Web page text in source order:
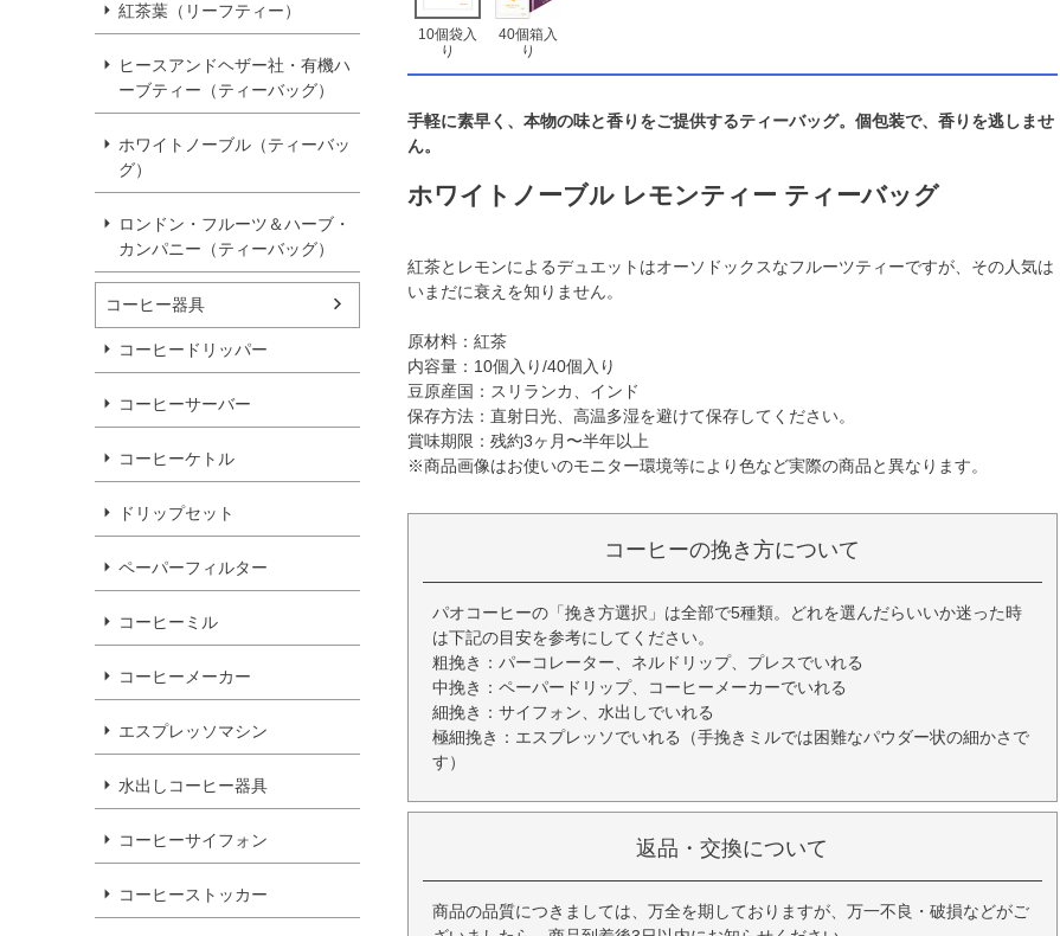
紅茶葉（リーフティー）
ヒースアンドヘザー社・有機ハ
ーブティー（ティーバッグ）
ホワイトノーブル（ティーバッ
グ）
ロンドン・フルーツ＆ハーブ・
カンパニー（ティーバッグ）
コーヒー器具
コーヒードリッパー
コーヒーサーバー
コーヒーケトル
ドリップセット
ペーパーフィルター
コーヒーミル
コーヒーメーカー
エスプレッソマシン
水出しコーヒー器具
コーヒーサイフォン
コーヒーストッカー
10個袋入
り
40個箱入
り
手軽に素早く、本物の味と香りをご提供するティーバッグ。個包装で、香りを逃しませ
ん。
ホワイトノーブル レモンティー ティーバッグ
紅茶とレモンによるデュエットはオーソドックスなフルーツティーですが、その人気は
いまだに衰えを知りません。
原材料：紅茶
内容量：10個入り/40個入り
豆原産国：スリランカ、インド
保存方法：直射日光、高温多湿を避けて保存してください。
賞味期限：残約3ヶ月〜半年以上
※商品画像はお使いのモニター環境等により色など実際の商品と異なります。
コーヒーの挽き方について
パオコーヒーの「挽き方選択」は全部で5種類。どれを選んだらいいか迷った時
は下記の目安を参考にしてください。
粗挽き：パーコレーター、ネルドリップ、プレスでいれる
中挽き：ペーパードリップ、コーヒーメーカーでいれる
細挽き：サイフォン、水出しでいれる
極細挽き：エスプレッソでいれる（手挽きミルでは困難なパウダー状の細かさで
す）
返品・交換について
商品の品質につきましては、万全を期しておりますが、万一不良・破損などがご